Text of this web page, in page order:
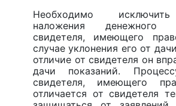
Необходимо
наложения денежного
свидетеля, имеющего
случае уклонения его от
отличие от свидетеля он
дачи показаний.
свидетеля, имеющего
отличается от свидетеля